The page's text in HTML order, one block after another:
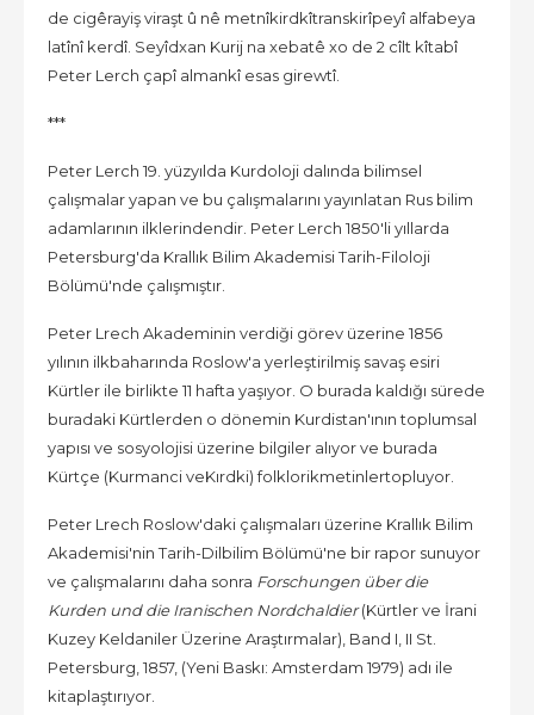
de cigêrayiş viraşt û nê metnîkirdkîtranskirîpeyî alfabeya
latînî kerdî. Seyîdxan Kurij na xebatê xo de 2 cîlt kîtabî
Peter Lerch çapî almankî esas girewtî.
***
Peter Lerch 19. yüzyılda Kurdoloji dalında bilimsel
çalışmalar yapan ve bu çalışmalarını yayınlatan Rus bilim
adamlarının ilklerindendir. Peter Lerch 1850'li yıllarda
Petersburg'da Krallık Bilim Akademisi Tarih-Filoloji
Bölümü'nde çalışmıştır.
Peter Lrech Akademinin verdiği görev üzerine 1856
yılının ilkbaharında Roslow'a yerleştirilmiş savaş esiri
Kürtler ile birlikte 11 hafta yaşıyor. O burada kaldığı sürede
buradaki Kürtlerden o dönemin Kurdistan'ının toplumsal
yapısı ve sosyolojisi üzerine bilgiler alıyor ve burada
Kürtçe (Kurmanci veKırdki) folklorikmetinlertopluyor.
Peter Lrech Roslow'daki çalışmaları üzerine Krallık Bilim
Akademisi'nin Tarih-Dilbilim Bölümü'ne bir rapor sunuyor
ve çalışmalarını daha sonra Forschungen über die
Kurden und die Iranischen Nordchaldier(Kürtler ve İrani
Kuzey Keldaniler Üzerine Araştırmalar), Band I, II St.
Petersburg, 1857, (Yeni Baskı: Amsterdam 1979) adı ile
kitaplaştırıyor.